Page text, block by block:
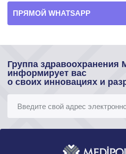
ПРЯМОЙ WHATSAPP
Группа здравоохранения
информирует вас
о своих инновациях и